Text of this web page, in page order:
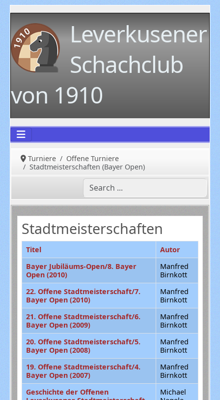
Leverkusener
Schachclub
von 1910
Turniere
Offene Turniere
Stadtmeisterschaften (Bayer Open)
Stadtmeisterschaften
Titel
Autor
Bayer Jubiläums-Open/8. Bayer
Open (2010)
Manfred
Birnkott
22. Offene Stadtmeisterschaft/7.
Bayer Open (2010)
Manfred
Birnkott
21. Offene Stadtmeisterschaft/6.
Bayer Open (2009)
Manfred
Birnkott
20. Offene Stadtmeisterschaft/5.
Bayer Open (2008)
Manfred
Birnkott
19. Offene Stadtmeisterschaft/4.
Bayer Open (2007)
Manfred
Birnkott
Geschichte der Offenen
Michael